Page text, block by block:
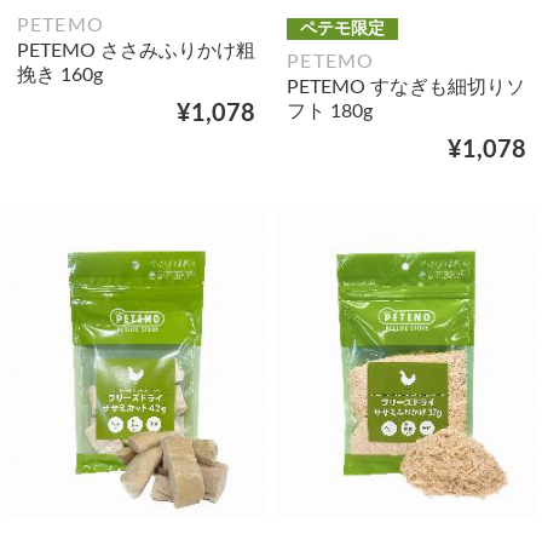
PETEMO
PETEMO ささみふりかけ粗
挽き 160g
¥1,078
ペテモ限定
PETEMO
PETEMO すなぎも細切りソ
フト 180g
¥1,078